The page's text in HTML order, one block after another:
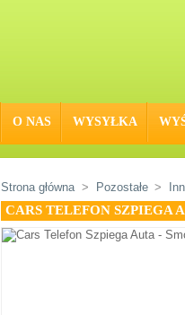
O NAS WYSYŁKA
Strona główna > Pozostałe >
CARS TELEFON SZPIEGA